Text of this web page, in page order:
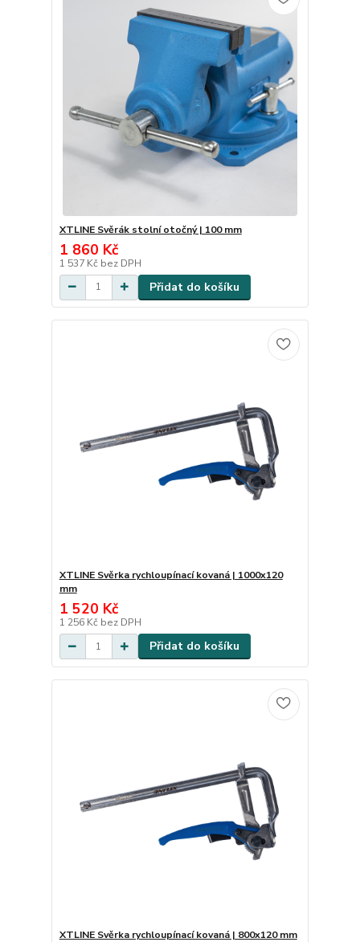
XTLINE Svěrák stolní otočný | 100 mm
1 860 Kč
1 537 Kč bez DPH
Přidat do košíku
XTLINE Svěrka rychloupínací kovaná | 1000x120
mm
1 520 Kč
1 256 Kč bez DPH
Přidat do košíku
XTLINE Svěrka rychloupínací kovaná | 800x120 mm